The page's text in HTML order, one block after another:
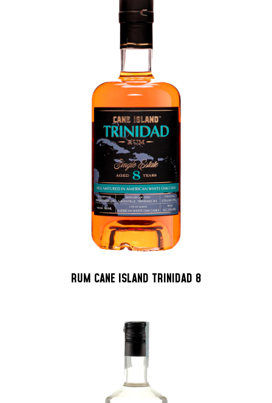
RUM CANE ISLAND TRINIDAD 8